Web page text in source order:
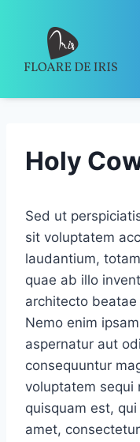
Holy
Sed ut
sit voluptatem
laudantium,
quae ab illo
architecto
Nemo enim
aspernatur aut
consequuntur
voluptatem sequi
quisquam est,
amet,